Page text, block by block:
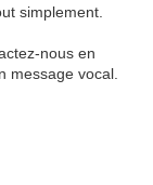
simplement.
nous en
message vocal.